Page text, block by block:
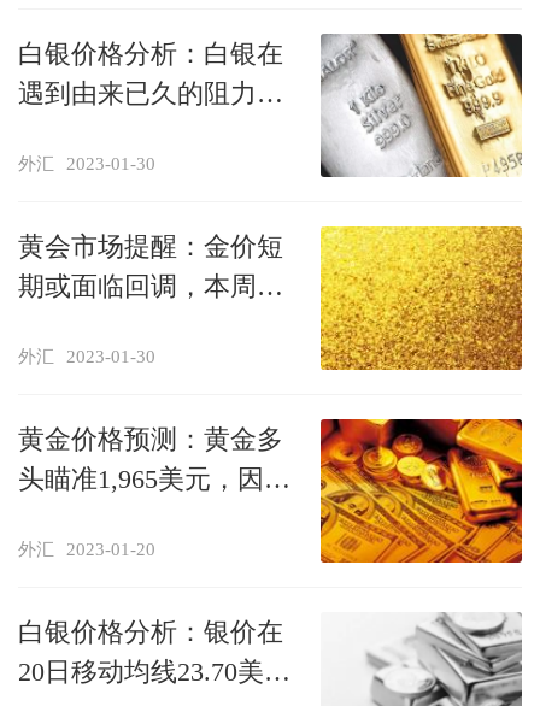
白银价格分析：白银在
遇到由来已久的阻力位
外汇 2023-01-30
黄会市场提醒：金价短
期或面临回调，本周关
外汇 2023-01-30
黄金价格预测：黄金多
头瞄准1,965美元，因为
外汇 2023-01-20
白银价格分析：银价在
20日移动均线23.70美元